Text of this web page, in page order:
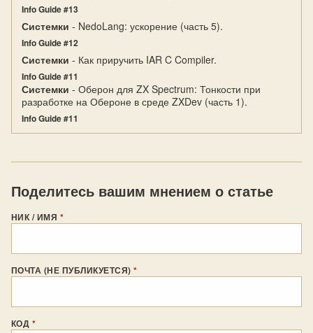
Info Guide #13
Системки - NedoLang: ускорение (часть 5).
Info Guide #12
Системки - Как приручить IAR C Compiler.
Info Guide #11
Системки - Оберон для ZX Spectrum: Тонкости при
разработке на Обероне в среде ZXDev (часть 1).
Info Guide #11
Поделитесь вашим мнением о статье
НИК / ИМЯ *
ПОЧТА (НЕ ПУБЛИКУЕТСЯ)*
КОД *